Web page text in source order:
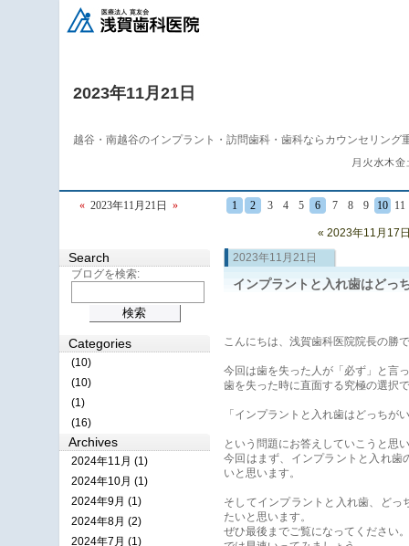
2023年11月21日
越谷・南越谷のインプラント・訪問歯科・歯科ならカウンセリング
« 2023年11月21日 » 1 2 3 4 5 6 7 8 9 10 11
2023年11月21日
インプラントと入れ歯はどっ
こんにちは、浅賀歯科医院院長の勝
今回は歯を失った人が「必ず」と言
歯を失った時に直面する究極の選択
「インプラントと入れ歯はどっちが
という問題にお答えしていこうと思
今回はまず、インプラントと入れ歯
いと思います。
そしてインプラントと入れ歯、ど
たいと思います。
ぜひ最後までご覧になってください。
« 2023年11月17
Search
ブログを検索:
Categories
(10)
(10)
(1)
(16)
Archives
2024年11月 (1)
2024年10月 (1)
2024年9月 (1)
2024年8月 (2)
2024年7月 (1)